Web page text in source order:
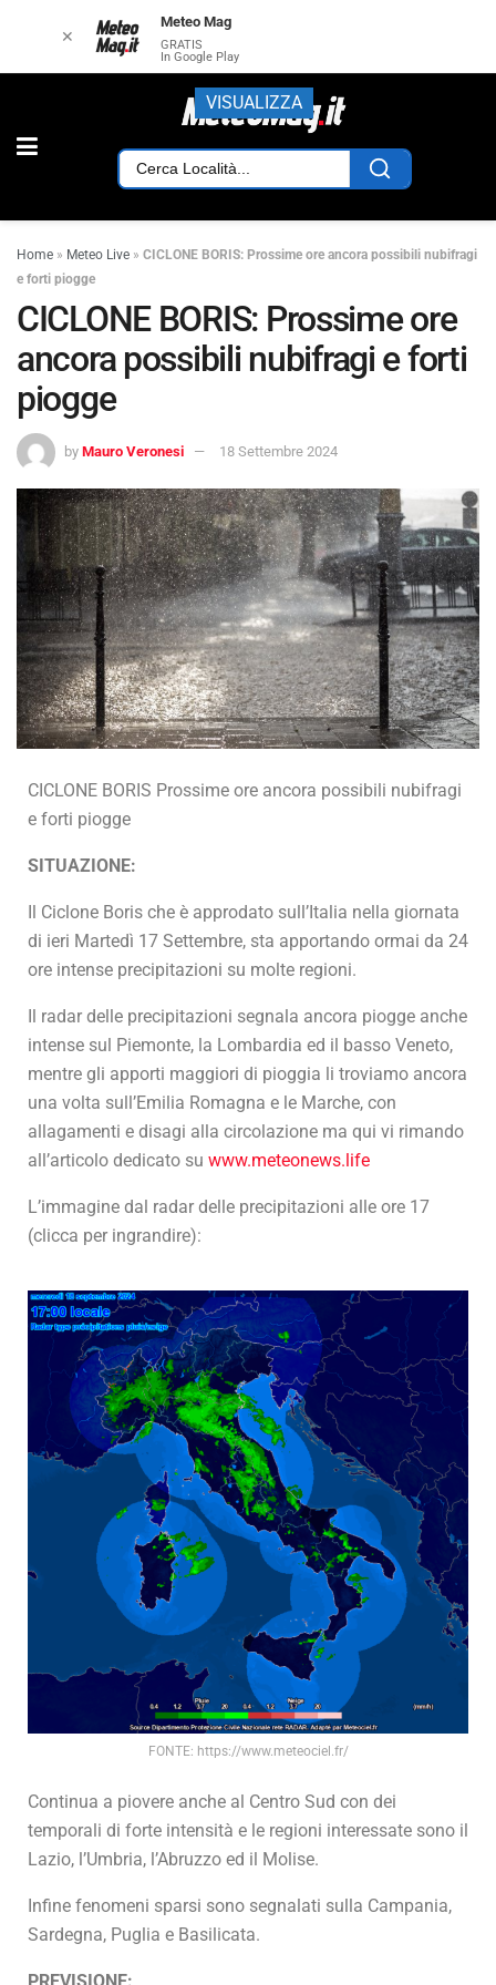
Home » Meteo Live » CICLONE BORIS: Prossime ore ancora possibili nubifragi
e forti piogge
CICLONE BORIS: Prossime ore
ancora possibili nubifragi e forti
piogge
by Mauro Veronesi 18 Settembre 2024
CICLONE BORIS Prossime ore ancora possibili nubifragi
e forti piogge
SITUAZIONE:
Il Ciclone Boris che è approdato sull’Italia nella giornata
di ieri Martedì 17 Settembre, sta apportando ormai da 24
ore intense precipitazioni su molte regioni.
Il radar delle precipitazioni segnala ancora piogge anche
intense sul Piemonte, la Lombardia ed il basso Veneto,
mentre gli apporti maggiori di pioggia li troviamo ancora
una volta sull’Emilia Romagna e le Marche, con
allagamenti e disagi alla circolazione ma qui vi rimando
all’articolo dedicato su www.meteonews.life
L’immagine dal radar delle precipitazioni alle ore 17
(clicca per ingrandire):
FONTE: https://www.meteociel.fr/
Continua a piovere anche al Centro Sud con dei
temporali di forte intensità e le regioni interessate sono il
Lazio, l’Umbria, l’Abruzzo ed il Molise.
Infine fenomeni sparsi sono segnalati sulla Campania,
Sardegna, Puglia e Basilicata.
PREVISIONE:
✕
Meteo Mag
GRATIS
In Google Play
VISUALIZZA